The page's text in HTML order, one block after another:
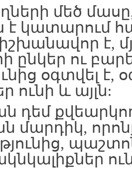
մեծ մասը,
է կատարում
է,
ընկեր ու
օգտվել է,
ունի և այլն:
դեմ
մարդիկ,